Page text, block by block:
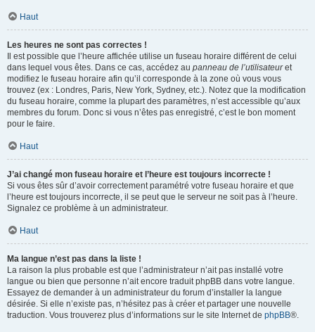
Haut
Les heures ne sont pas correctes !
Il est possible que l’heure affichée utilise un fuseau horaire différent de celui
dans lequel vous êtes. Dans ce cas, accédez au panneau de l’utilisateuret
modifiez le fuseau horaire afin qu’il corresponde à la zone où vous vous
trouvez (ex : Londres, Paris, New York, Sydney, etc.). Notez que la modification
du fuseau horaire, comme la plupart des paramètres, n’est accessible qu’aux
membres du forum. Donc si vous n’êtes pas enregistré, c’est le bon moment
pour le faire.
Haut
J’ai changé mon fuseau horaire et l’heure est toujours incorrecte !
Si vous êtes sûr d’avoir correctement paramétré votre fuseau horaire et que
l’heure est toujours incorrecte, il se peut que le serveur ne soit pas à l’heure.
Signalez ce problème à un administrateur.
Haut
Ma langue n’est pas dans la liste !
La raison la plus probable est que l’administrateur n’ait pas installé votre
langue ou bien que personne n’ait encore traduit phpBB dans votre langue.
Essayez de demander à un administrateur du forum d’installer la langue
désirée. Si elle n’existe pas, n’hésitez pas à créer et partager une nouvelle
traduction. Vous trouverez plus d’informations sur le site Internet de phpBB®.